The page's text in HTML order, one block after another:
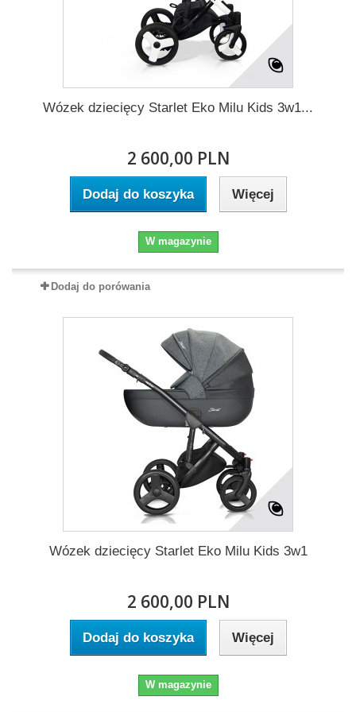
Wózek dziecięcy Starlet Eko Milu Kids 3w1...
2 600,00 PLN
Dodaj do koszyka Więcej
W magazynie
Dodaj do porówania
Wózek dziecięcy Starlet Eko Milu Kids 3w1
2 600,00 PLN
Dodaj do koszyka Więcej
W magazynie